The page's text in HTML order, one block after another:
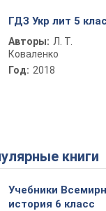
ГДЗ Укр лит 5
Авторы: Л. Т.
Коваленко
Год: 2018
книги
Учебники
история 6 класс